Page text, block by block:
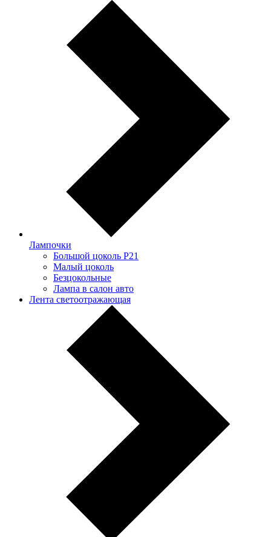
Лампочки
Большой цоколь P21
Малый цоколь
Безцокольные
Лампа в салон авто
Лента светоотражающая